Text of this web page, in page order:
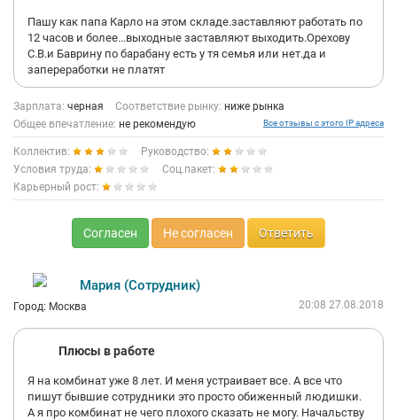
Пашу как папа Карло на этом складе.заставляют работать по
12 часов и более...выходные заставляют выходить.Орехову
С.В.и Баврину по барабану есть у тя семья или нет.да и
запереработки не платят
Зарплата: черная Соответствие рынку: ниже рынка
Общее впечатление: не рекомендую Все отзывы с этого IP адреса
Коллектив:
Руководство:
Условия труда:
Соц.пакет:
Карьерный рост:
Согласен Не согласен Ответить
Мария (Сотрудник)
Город: Москва 20:08 27.08.2018
Плюсы в работе
Я на комбинат уже 8 лет. И меня устраивает все. А все что
пишут бывшие сотрудники это просто обиженный людишки.
А я про комбинат не чего плохого сказать не могу. Начальству